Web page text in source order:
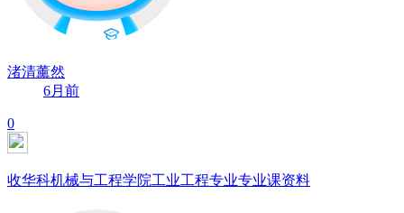
渚清薰然
6月前
0
收华科机械与工程学院工业工程专业专业课资料